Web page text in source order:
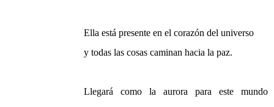
Ella está presente en el corazón del universo
y todas las cosas caminan hacia la paz.
Llegará como la aurora para este mundo